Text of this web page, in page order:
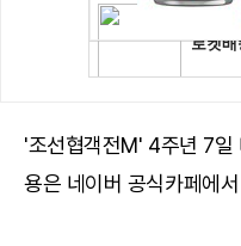
'조선협객전M' 4주년 7일
용은 네이버 공식카페에